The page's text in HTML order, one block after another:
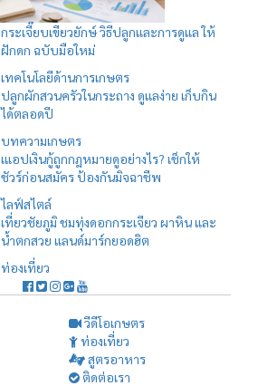
กระเจี๊ยบเขียวยักษ์ วิธีปลูกและการดูแล ให้
ฝักดก ฉบับมือใหม่
เทคโนโลยีด้านการเกษตร
ปลูกผักสวนครัวในกระถาง ดูแลง่าย เก็บกิน
ได้ตลอดปี
บทความเกษตร
เแอปเงินกู้ถูกกฎหมายดูอย่างไร? เช็กให้
ชัวร์ก่อนสมัคร ป้องกันมิจฉาชีพ
ไลฟ์สไตล์
เที่ยวชัยภูมิ ชมทุ่งดอกกระเจียว ผาหิน และ
น้ำตกสวย แลนด์มาร์กยอดฮิต
ท่องเที่ยว
วีดีโอเกษตร
ท่องเที่ยว
สูตรอาหาร
ติดต่อเรา